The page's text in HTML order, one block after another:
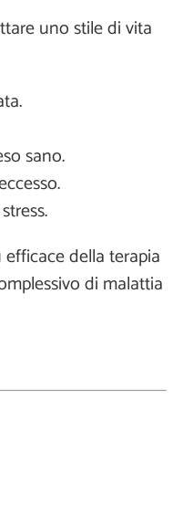
uno stile di vita
sano.
della terapia
di malattia